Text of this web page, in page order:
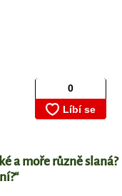
a moře různě slaná?